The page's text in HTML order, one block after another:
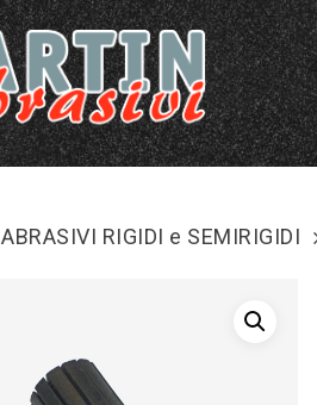
ABRASIVI RIGIDI e SEMIRIGIDI